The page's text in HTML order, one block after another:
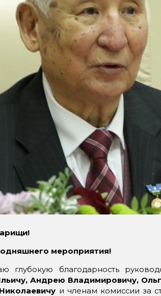
мероприятия!
глубокую благодарность
Андрею Владимировичу,
и членам комиссии за